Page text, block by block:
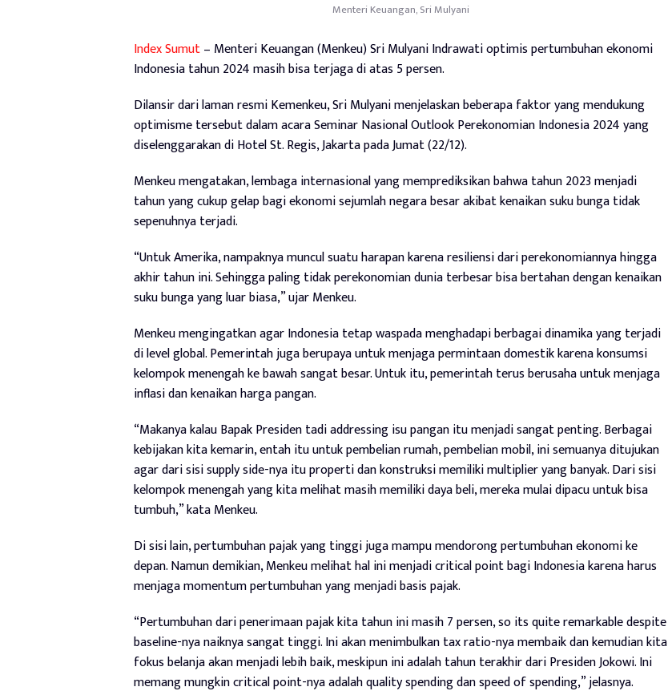
Menteri Keuangan, Sri Mulyani
Index Sumut– Menteri Keuangan (Menkeu) Sri Mulyani Indrawati optimis pertumbuhan ekonomi
Indonesia tahun 2024 masih bisa terjaga di atas 5 persen.
Dilansir dari laman resmi Kemenkeu, Sri Mulyani menjelaskan beberapa faktor yang mendukung
optimisme tersebut dalam acara Seminar Nasional Outlook Perekonomian Indonesia 2024 yang
diselenggarakan di Hotel St. Regis, Jakarta pada Jumat (22/12).
Menkeu mengatakan, lembaga internasional yang memprediksikan bahwa tahun 2023 menjadi
tahun yang cukup gelap bagi ekonomi sejumlah negara besar akibat kenaikan suku bunga tidak
sepenuhnya terjadi.
“Untuk Amerika, nampaknya muncul suatu harapan karena resiliensi dari perekonomiannya hingga
akhir tahun ini. Sehingga paling tidak perekonomian dunia terbesar bisa bertahan dengan kenaikan
suku bunga yang luar biasa,” ujar Menkeu.
Menkeu mengingatkan agar Indonesia tetap waspada menghadapi berbagai dinamika yang terjadi
di level global. Pemerintah juga berupaya untuk menjaga permintaan domestik karena konsumsi
kelompok menengah ke bawah sangat besar. Untuk itu, pemerintah terus berusaha untuk menjaga
inflasi dan kenaikan harga pangan.
“Makanya kalau Bapak Presiden tadi addressing isu pangan itu menjadi sangat penting. Berbagai
kebijakan kita kemarin, entah itu untuk pembelian rumah, pembelian mobil, ini semuanya ditujukan
agar dari sisi supply side-nya itu properti dan konstruksi memiliki multiplier yang banyak. Dari sisi
kelompok menengah yang kita melihat masih memiliki daya beli, mereka mulai dipacu untuk bisa
tumbuh,” kata Menkeu.
Di sisi lain, pertumbuhan pajak yang tinggi juga mampu mendorong pertumbuhan ekonomi ke
depan. Namun demikian, Menkeu melihat hal ini menjadi critical point bagi Indonesia karena harus
menjaga momentum pertumbuhan yang menjadi basis pajak.
“Pertumbuhan dari penerimaan pajak kita tahun ini masih 7 persen, so its quite remarkable despite
baseline-nya naiknya sangat tinggi. Ini akan menimbulkan tax ratio-nya membaik dan kemudian kita
fokus belanja akan menjadi lebih baik, meskipun ini adalah tahun terakhir dari Presiden Jokowi. Ini
memang mungkin critical point-nya adalah quality spending dan speed of spending,” jelasnya.